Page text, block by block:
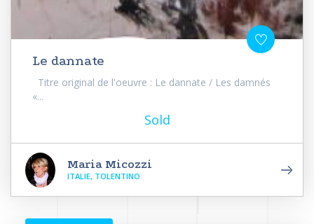
Le dannate
Titre original de l'oeuvre : Le dannate / Les damnés
«...
Sold
Maria Micozzi
ITALIE, TOLENTINO